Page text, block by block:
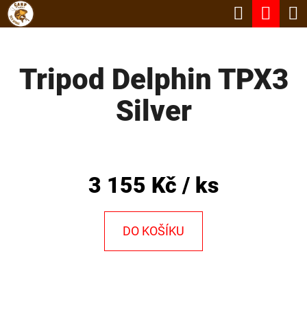
Přejít
Hledat
Tripod Delphin TPX3
Silver
3 155 Kč / ks
DO KOŠÍKU
K
O